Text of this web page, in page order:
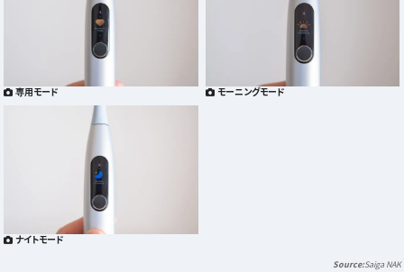
専用モード モーニングモード
ナイトモード
Saiga NAK